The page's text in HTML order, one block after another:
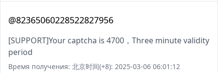
@82365060228522827956
[SUPPORT]Your captcha is 4700，Three minute validity
period
Время получения: 北京时间(+8): 2025-03-06 06:01:12